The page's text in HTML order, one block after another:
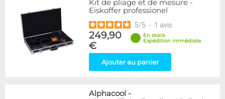
Kit de pliage et de mesure -
Eiskoffer professionel
5/5 - 1 avis
249,90
€
En stock
Expédition immédiate
Ajouter au panier
Alphacool -